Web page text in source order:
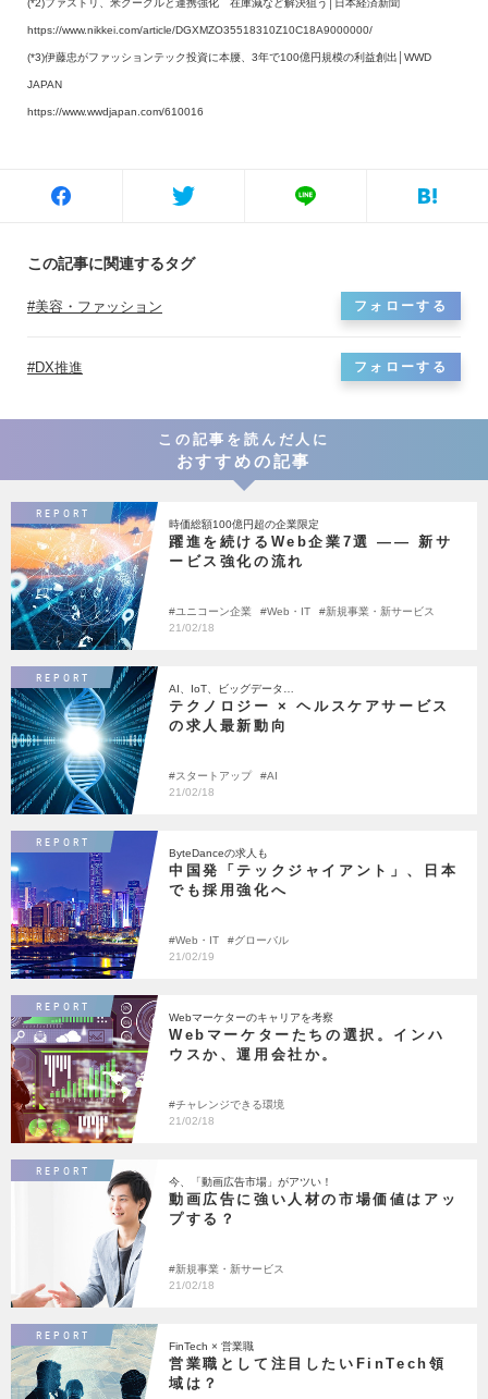
https://www.nikkei.com/article/DGXMZO35518310Z10C18A9000000/
(*3)伊藤忠がファッションテック投資に本腰、3年で100億円規模の利益創出│WWD
JAPAN
https://www.wwdjapan.com/610016
この記事に関連するタグ
美容・ファッション フォローする
DX推進 フォローする
この記事を読んだ人に
おすすめの記事
REPORT
時価総額100億円超の企業限定
躍進を続けるWeb企業7選 ―― 新サ
ービス強化の流れ
ユニコーン企業 Web・IT
新規事業・新サービス
21/02/18
REPORT
AI、IoT、ビッグデータ…
テクノロジー × ヘルスケアサービス
の求人最新動向
スタートアップ
AI
21/02/18
REPORT
ByteDanceの求人も
中国発「テックジャイアント」、日本
でも採用強化へ
Web・IT
グローバル
21/02/19
REPORT
Webマーケターのキャリアを考察
Webマーケターたちの選択。インハ
ウスか、運用会社か。
チャレンジできる環境
21/02/18
REPORT
今、「動画広告市場」がアツい！
動画広告に強い人材の市場価値はアッ
プする？
新規事業・新サービス
21/02/18
REPORT
FinTech × 営業職
営業職として注目したいFinTech領
域は？